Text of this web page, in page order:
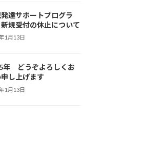
達サポートプログラ
規受付の休止について
1月13日
年 どうぞよろしくお
し上げます
1月13日